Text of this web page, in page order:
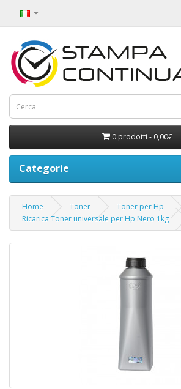
0 prodotti - 0,00€
Categorie
Home Toner
Toner per Hp
Ricarica Toner universale per Hp Nero 1kg